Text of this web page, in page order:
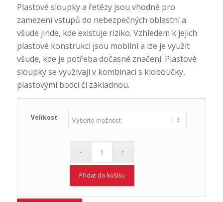
Plastové sloupky a řetězy jsou vhodné pro
zamezení vstupů do nebezpečných oblastní a
všude jinde, kde existuje riziko. Vzhledem k jejich
plastové konstrukci jsou mobilní a lze je využít
všude, kde je potřeba dočasné značení. Plastové
sloupky se využívají v kombinaci s kloboučky,
plastovými bodci či základnou.
Velikost
Přidat do košíku